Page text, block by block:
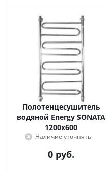
Полотенцесушитель
водяной Energy SONATA
1200x600
Наличие уточнять
0 руб.